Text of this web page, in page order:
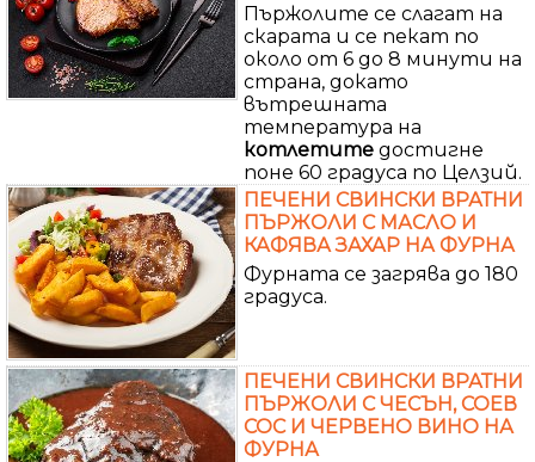
Пържолите се слагат на
скарата и се пекат по
около от 6 до 8 минути на
страна, докато
вътрешната
температура на
котлетите достигне
поне 60 градуса по Целзий.
ПЕЧЕНИ СВИНСКИ ВРАТНИ
ПЪРЖОЛИ С МАСЛО И
КАФЯВА ЗАХАР НА ФУРНА
Фурната се загрява до 180
градуса.
ПЕЧЕНИ СВИНСКИ ВРАТНИ
ПЪРЖОЛИ С ЧЕСЪН, СОЕВ
СОС И ЧЕРВЕНО ВИНО НА
ФУРНА